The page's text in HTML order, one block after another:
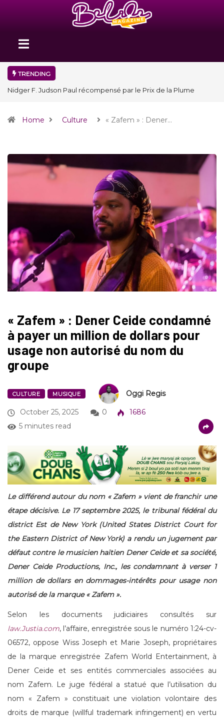
TRENDING
Nidger F. Judson Paul récompensé par le Prix de la Plume
Home Culture « Zafem » : Dener…
« Zafem » : Dener Ceide condamné
à payer un million de dollars pour
usage non autorisé du nom du
groupe
CULTURE MUSIQUE Oggi Regis
October 25, 2025 0
1686
5 minutes read
Le différend autour du nom « Zafem » vient de franchir une
étape décisive. Le 17 septembre 2025, le tribunal fédéral du
district Est de New York (United States District Court for
the Eastern District of New York) a rendu un jugement par
défaut contre le musicien haïtien Dener Ceide et sa société,
Dener Ceide Productions, Inc., les condamnant à verser 1
million de dollars en dommages-intérêts pour usage non
autorisé de la marque « Zafem ».
Selon les documents judiciaires consultés sur
law.Justia.com, l’affaire, enregistrée sous le numéro 1:24-cv-
06572, oppose Wiss Joseph et Marie Joseph, propriétaires
de la marque enregistrée Zafem World Entertainment, à
Dener Ceide et ses entités commerciales associées au
nom Zafem. Le juge fédéral a statué que l’utilisation du
nom « Zafem » constituait une violation volontaire des
droits de marque (willful trademark infringement) en vertu